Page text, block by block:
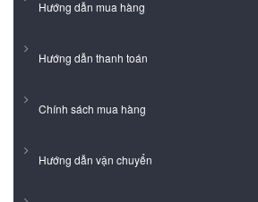
Hướng dẫn mua hàng
Hướng dẫn thanh toán
Chính sách mua hàng
Hướng dẫn vận chuyển